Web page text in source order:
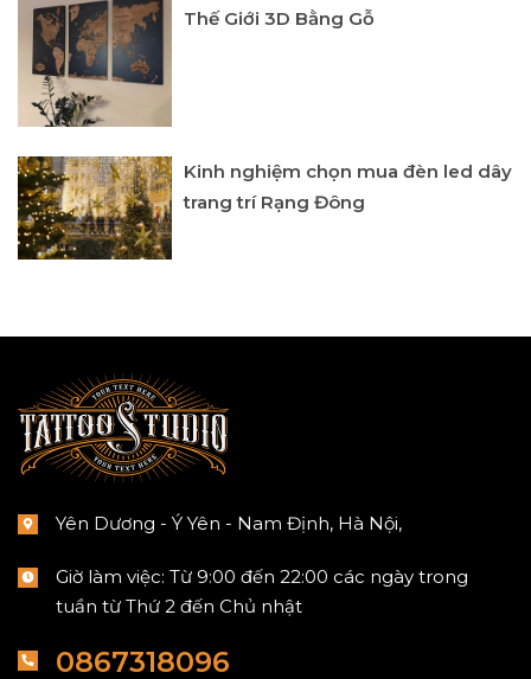
Thế Giới 3D Bằng Gỗ
Kinh nghiệm chọn mua đèn led dây
trang trí Rạng Đông
Yên Dương - Ý Yên - Nam Định, Hà Nội,
Giờ làm việc: Từ 9:00 đến 22:00 các ngày trong
tuần từ Thứ 2 đến Chủ nhật
0867318096